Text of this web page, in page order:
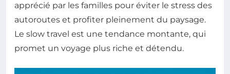
apprécié par les familles pour éviter le stress des
autoroutes et profiter pleinement du paysage.
Le slow travel est une tendance montante, qui
promet un voyage plus riche et détendu.